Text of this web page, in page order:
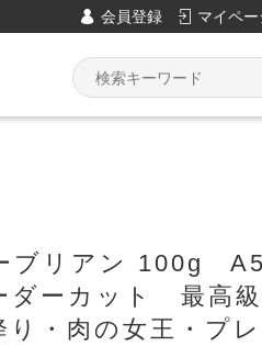
会員登録 マイペー
ブリアン 100g
ダーカット 最高級
り・肉の女王・プ